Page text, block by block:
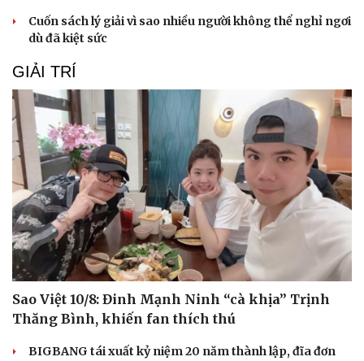
Cuốn sách lý giải vì sao nhiều người không thể nghỉ ngơi
dù đã kiệt sức
GIẢI TRÍ
Sao Việt 10/8: Đinh Mạnh Ninh “cà khịa” Trịnh
Thăng Bình, khiến fan thích thú
BIGBANG tái xuất kỷ niệm 20 năm thành lập, đĩa đơn